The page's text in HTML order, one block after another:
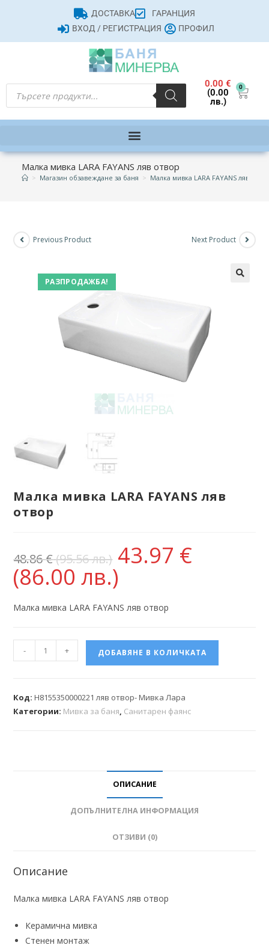
ДОСТАВКА
ГАРАНЦИЯ
ВХОД / РЕГИСТРАЦИЯ
ПРОФИЛ
0.00€
(0.00
лв.)
0
Малка мивка LARA FAYANS ляв отвор
> Магазин обзавеждане за баня > Малка мивка LARA FAYANS ляв
РАЗПРОДАЖБА!
Previous Product Next Product
Малка мивка LARA FAYANS ляв
отвор
48.86€(95.56 лв.) 43.97 €
(86.00 лв.)
Малка мивка LARA FAYANS ляв отвор
- + ДОБАВЯНЕ В КОЛИЧКАТА
Код:H8155350000221 ляв отвор- Мивка Лара
Категории: Мивка за баня, Санитарен фаянс
ОПИСАНИЕ
ДОПЪЛНИТЕЛНА ИНФОРМАЦИЯ
ОТЗИВИ (0)
Описание
Малка мивка LARA FAYANS ляв отвор
Керамична мивка
Стенен монтаж